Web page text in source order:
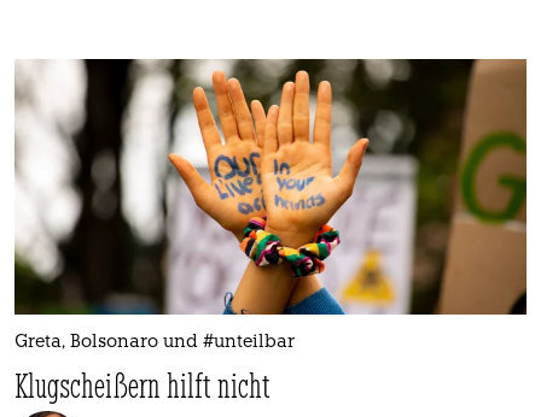
Greta, Bolsonaro und #unteilbar
Klugscheißern hilft nicht